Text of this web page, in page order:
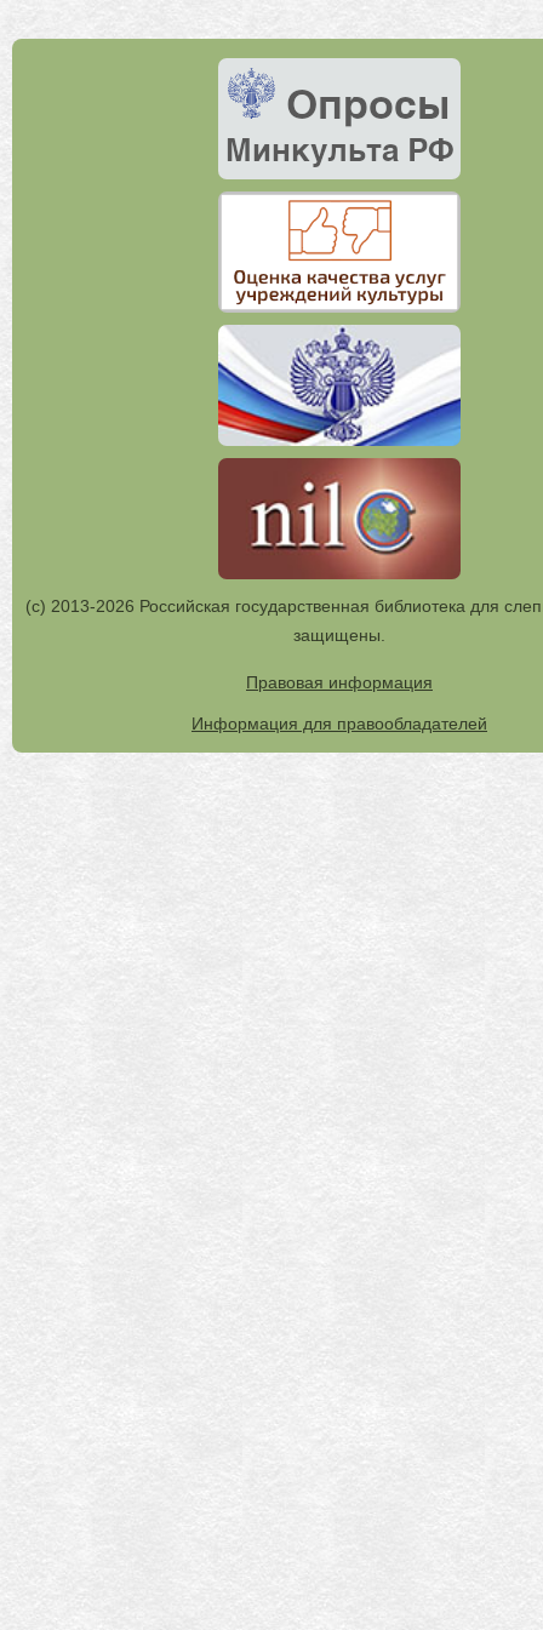
(с) 2013-2026 Российская государственная библиотека для
защищены.
Правовая информация
Информация для правообладателей